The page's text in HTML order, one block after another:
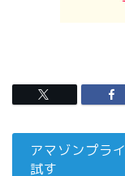
アマゾンプラ
試す